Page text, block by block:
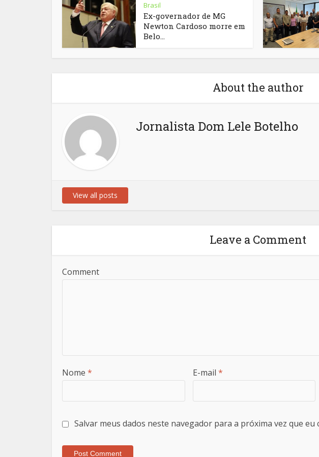
Brasil
Ex-governador de MG
Newton Cardoso morre em
Belo...
About the author
Jornalista Dom Lele Botelho
View all posts
Leave a Comment
Comment
Nome * E-mail *
Salvar meus dados neste navegador para a próxima vez que eu